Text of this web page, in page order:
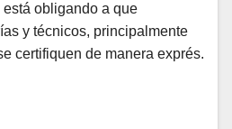
está obligando a que
y técnicos, principalmente
certifiquen de manera exprés.